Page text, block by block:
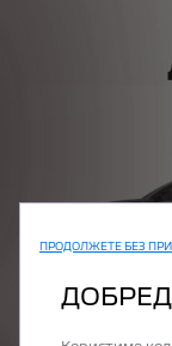
PRÉCÉDENT
ПРОДОЛЖЕТЕ БЕЗ